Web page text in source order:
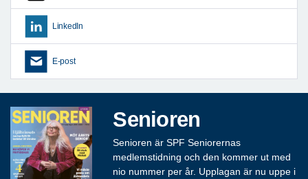
LinkedIn
E-post
Senioren
Senioren är SPF Seniorernas
medlemstidning och den kommer ut med
nio nummer per år. Upplagan är nu uppe i